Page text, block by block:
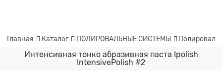
Главная Каталог ПОЛИРОВАЛЬНЫЕ СИСТЕМЫ
Интенсивная тонко абразивная паста Ipolish
IntensivePolish #2